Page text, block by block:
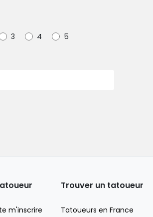
3 4
5
m'inscrire
Trouver un tatoueur
Tatoueurs en France